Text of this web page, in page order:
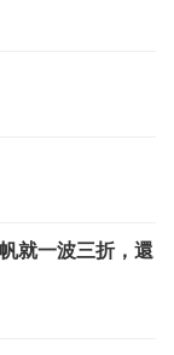
就一波三折，還